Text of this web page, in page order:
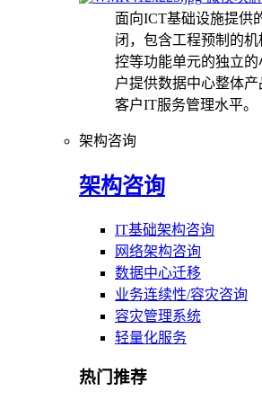
面向ICT基础设施提供
闭，包含工程预制的
控等功能单元的独立
户提供数据中心整体
客户IT服务管理水平。
架构咨询
架构咨询
IT基础架构咨询
网络架构咨询
数据中心迁移
业务连续性/容灾咨询
容灾管理系统
轻量化服务
热门推荐